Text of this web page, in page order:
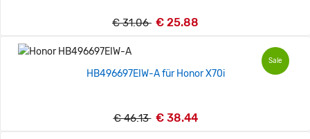
€ 31.06 € 25.88
Sale
HB496697EIW-A für Honor X70i
€ 46.13 € 38.44